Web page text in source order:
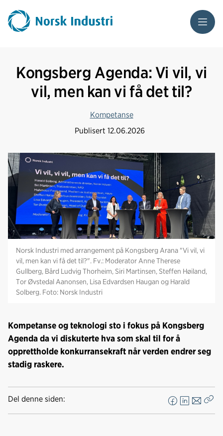
Meny
Kongsberg Agenda: Vi vil, vi
vil, men kan vi få det til?
Kompetanse
Publisert 12.06.2026
Norsk Industri med arrangement på Kongsberg Arana "Vi vil, vi
vil, men kan vi få det til?". Fv.: Moderator Anne Therese
Gullberg, Bård Ludvig Thorheim, Siri Martinsen, Steffen Høiland,
Tor Øvstedal Aanonsen, Lisa Edvardsen Haugan og Harald
Solberg. Foto: Norsk Industri
Kompetanse og teknologi sto i fokus på Kongsberg
Agenda da vi diskuterte hva som skal til for å
opprettholde konkurransekraft når verden endrer seg
stadig raskere.
Del denne siden:
F
L
E